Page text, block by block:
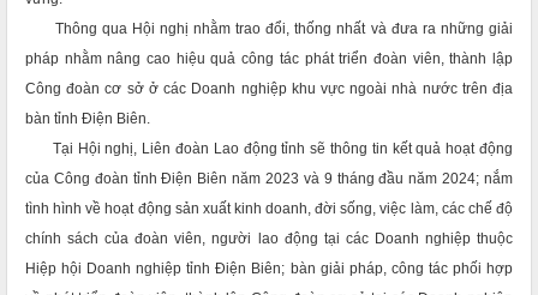
Thông qua Hội nghị nhằm trao đổi, thống nhất và đưa ra những giải
pháp nhằm nâng cao hiệu quả công tác phát triển đoàn viên, thành lập
Công đoàn cơ sở ở các Doanh nghiệp khu vực ngoài nhà nước trên địa
bàn tỉnh Điện Biên.
Tại Hội nghị, Liên đoàn Lao động tỉnh sẽ thông tin kết quả hoạt động
của Công đoàn tỉnh Điện Biên năm 2023 và 9 tháng đầu năm 2024; nắm
tình hình về hoạt động sản xuất kinh doanh, đời sống, việc làm, các chế độ
chính sách của đoàn viên, người lao động tại các Doanh nghiệp thuộc
Hiệp hội Doanh nghiệp tỉnh Điện Biên; bàn giải pháp, công tác phối hợp